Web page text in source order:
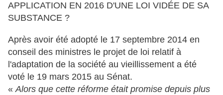
APPLICATION EN 2016 D'UNE LOI VIDÉE DE SA
SUBSTANCE ?
Après avoir été adopté le 17 septembre 2014 en
conseil des ministres le projet de loi relatif à
l'adaptation de la société au vieillissement a été
voté le 19 mars 2015 au Sénat.
«Alors que cette réforme était promise depuis plus